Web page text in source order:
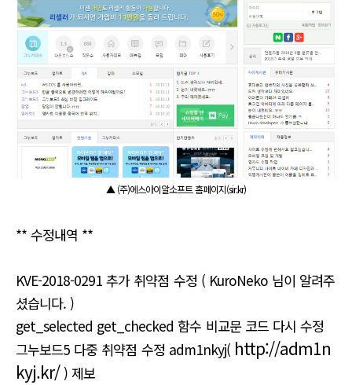
▲ (주)에스아이알소프트 홈페이지(sir.kr)
** 수정내역 **
KVE-2018-0291 추가 취약점 수정 ( KuroNeko 님이 알려주
셨습니다. )
get_selected get_checked 함수 비교문 코드 다시 수정
그누보드5 다중 취약점 수정 adm1nkyj( http://adm1n
kyj.kr/ ) 제보